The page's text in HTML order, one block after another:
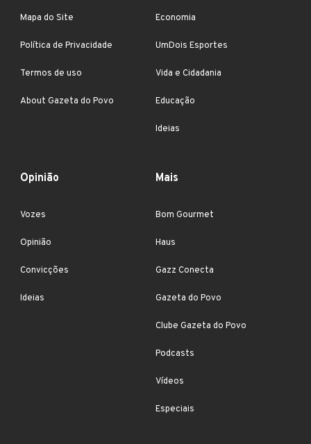
Mapa do Site
Política de Privacidade
Termos de uso
About Gazeta do Povo
Economia
UmDois Esportes
Vida e Cidadania
Educação
Ideias
Opinião
Vozes
Opinião
Convicções
Ideias
Mais
Bom Gourmet
Haus
Gazz Conecta
Gazeta do Povo
Clube Gazeta do Povo
Podcasts
Vídeos
Especiais